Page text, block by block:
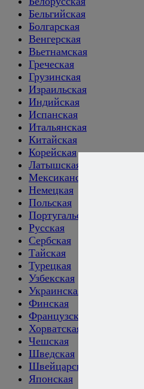
Бельгийская
Болгарская
Венгерская
Вьетнамская
Греческая
Грузинская
Израильская
Индийская
Испанская
Итальянская
Китайская
Корейская
Латышская
Мексиканская
Немецкая
Польская
Португальская
Русская
Сербская
Тайская
Турецкая
Узбекская
Украинская
Финская
Французская
Хорватская
Чешская
Шведская
Швейцарская
Японская